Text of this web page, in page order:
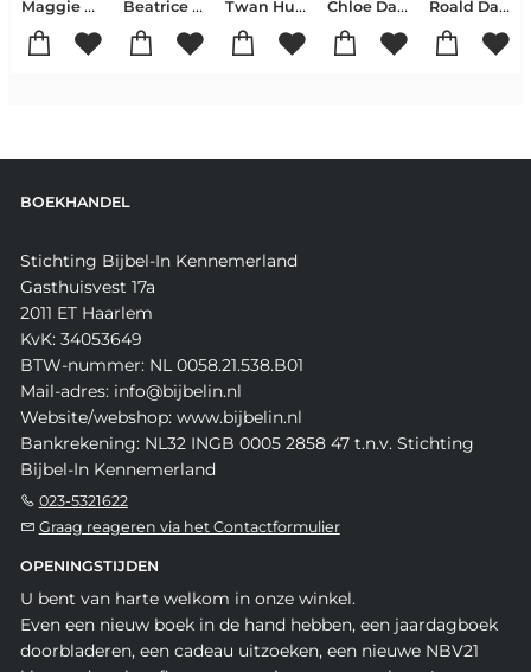
Maggie Haberman-Jonathan Swan
Beatrice de Graaf-Niels Drost
Twan Huys
Chloe Dalton
Roald Dahl
BOEKHANDEL
Stichting Bijbel-In Kennemerland
Gasthuisvest 17a
2011 ET Haarlem
KvK: 34053649
BTW-nummer: NL 0058.21.538.B01
Mail-adres: info@bijbelin.nl
Website/webshop: www.bijbelin.nl
Bankrekening: NL32 INGB 0005 2858 47 t.n.v. Stichting
Bijbel-In Kennemerland
023-5321622
Graag reageren via het Contactformulier
OPENINGSTIJDEN
U bent van harte welkom in onze winkel.
Even een nieuw boek in de hand hebben, een jaardagboek
doorbladeren, een cadeau uitzoeken, een nieuwe NBV21